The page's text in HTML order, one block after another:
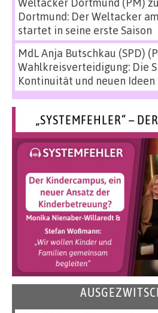
Dortmund: Der Weltacker
startet in seine erste Saison
MdL Anja Butschkau (SPD)
Wahlkreisverteidigung: Die
Kontinuität und neuen
„SYSTEMFEHLER“ –